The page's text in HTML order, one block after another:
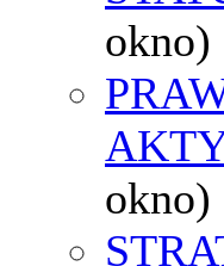
okno)
okno)